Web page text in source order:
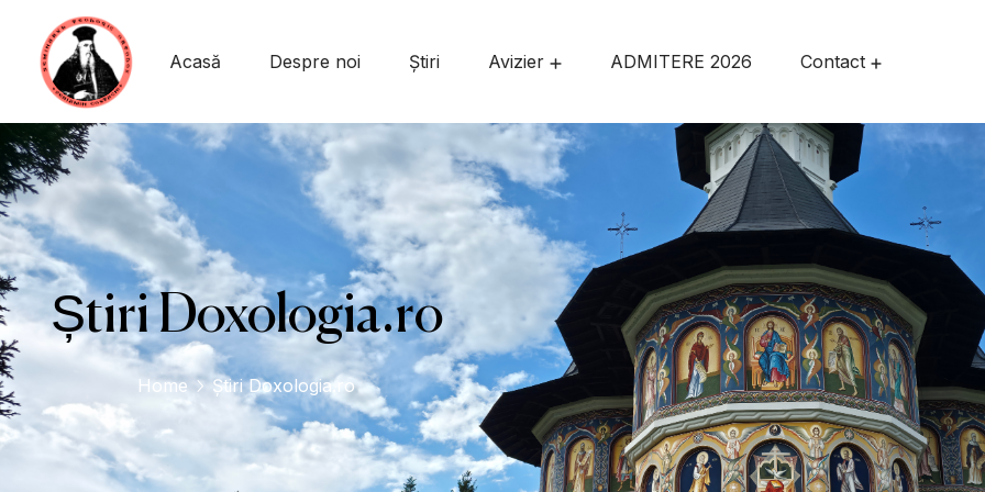
conținut
Acasă Despre noi Știri Avizier ADMITERE 2026 Contact
Știri Doxologia.ro
Home Știri Doxologia.ro